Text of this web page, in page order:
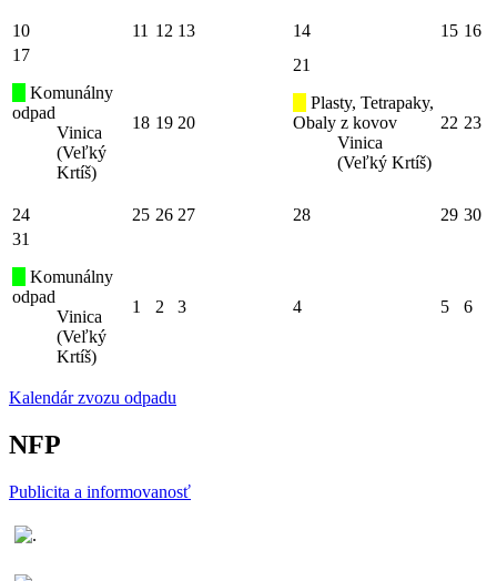
10 11 12 13 14 15 16
17
Komunálny
odpad
Vinica
(Veľký
Krtíš)
18 19 20
21
Plasty, Tetrapaky,
Obaly z kovov
Vinica
(Veľký Krtíš)
22 23
24 25 26 27 28 29 30
31
Komunálny
odpad
Vinica
(Veľký
Krtíš)
1 2 3 4 5 6
Kalendár zvozu odpadu
NFP
Publicita a informovanosť